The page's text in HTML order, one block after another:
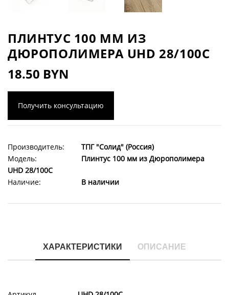
ПЛИНТУС 100 ММ ИЗ
ДЮРОПОЛИМЕРА UHD 28/100C
18.50 BYN
Получить консультацию
Производитель:
ТПГ "Солид" (Россия)
Модель:
Плинтус 100 мм из Дюрополимера
UHD 28/100C
Наличие:
В наличии
ХАРАКТЕРИСТИКИ ОПИСАНИЕ